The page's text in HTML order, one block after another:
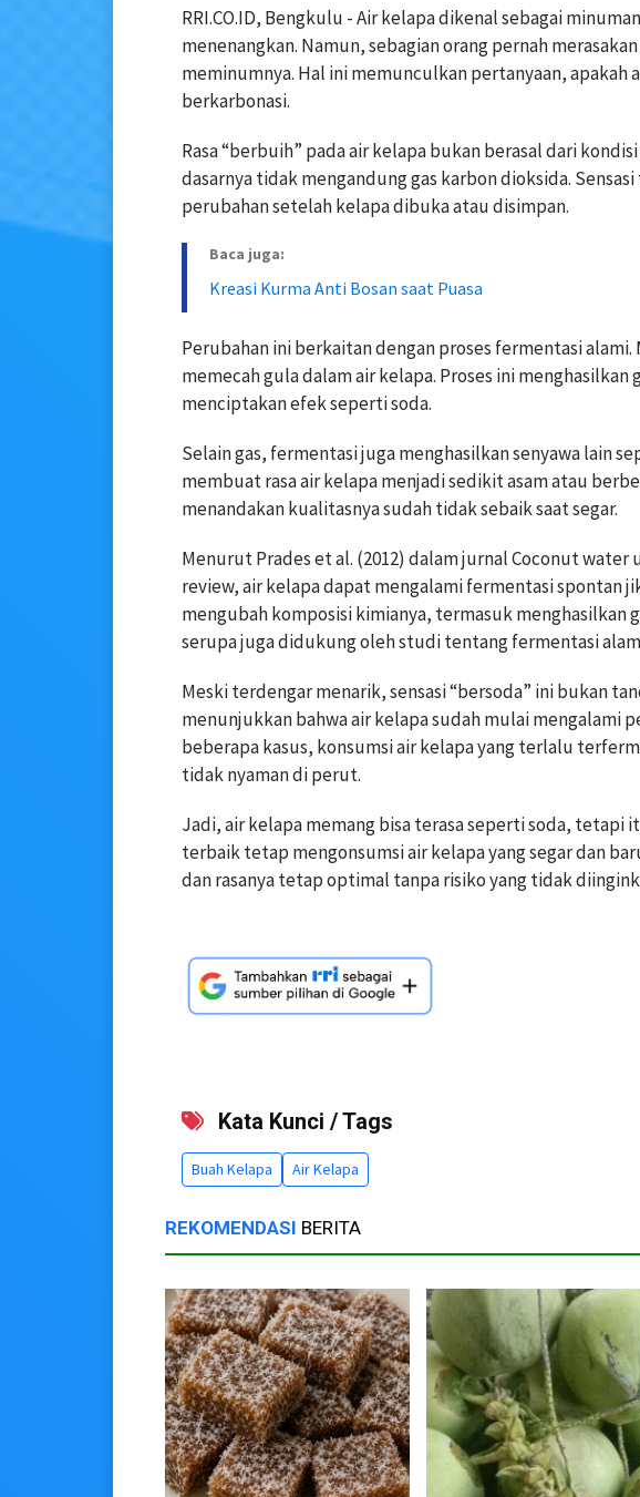
RRI.CO.ID, Bengkulu -Air kelapa dikenal sebagai
menenangkan. Namun, sebagian orang pernah
meminumnya. Hal ini memunculkan pertanyaan, apakah
berkarbonasi.
Rasa “berbuih” pada air kelapa bukan berasal dari
dasarnya tidak mengandung gas karbon dioksida.
perubahan setelah kelapa dibuka atau disimpan.
Baca juga:
Kreasi Kurma Anti Bosan saat Puasa
Perubahan ini berkaitan dengan proses fermentasi
memecah gula dalam air kelapa. Proses ini menghasilkan
menciptakan efek seperti soda.
Selain gas, fermentasi juga menghasilkan senyawa lain
membuat rasa air kelapa menjadi sedikit asam atau
menandakan kualitasnya sudah tidak sebaik saat segar.
Menurut Prades et al. (2012) dalam jurnal Coconut water
review, air kelapa dapat mengalami fermentasi spontan
mengubah komposisi kimianya, termasuk menghasilkan
serupa juga didukung oleh studi tentang fermentasi
Meski terdengar menarik, sensasi “bersoda” ini bukan
menunjukkan bahwa air kelapa sudah mulai mengalami
beberapa kasus, konsumsi air kelapa yang terlalu
tidak nyaman di perut.
Jadi, air kelapa memang bisa terasa seperti soda, tetapi
terbaik tetap mengonsumsi air kelapa yang segar dan
dan rasanya tetap optimal tanpa risiko yang tidak
Kata Kunci / Tags
Buah Kelapa Air Kelapa
REKOMENDASI BERITA